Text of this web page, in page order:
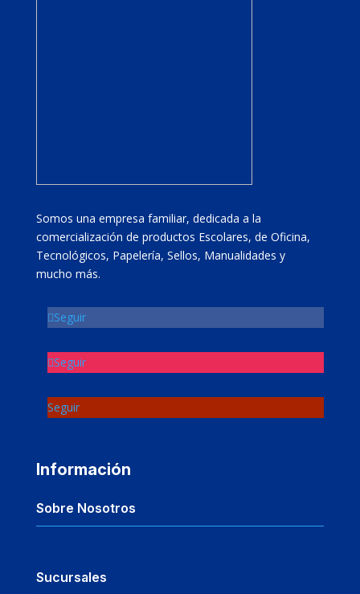
Somos una empresa familiar, dedicada a la
comercialización de productos Escolares, de Oficina,
Tecnológicos, Papelería, Sellos, Manualidades y
mucho más.
Seguir
Seguir
Seguir
Información
Sobre Nosotros
Sucursales